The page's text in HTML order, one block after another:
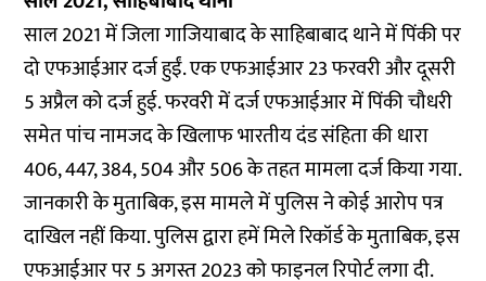
साल 2021 में जिला गाजियाबाद के साहिबाबाद थाने में पिंकी पर
दो एफआईआर दर्ज हुईं. एक एफआईआर 23 फरवरी और दूसरी
5 अप्रैल को दर्ज हुई. फरवरी में दर्ज एफआईआर में पिंकी चौधरी
समेत पांच नामजद के खिलाफ भारतीय दंड संहिता की धारा
406, 447, 384, 504 और 506 के तहत मामला दर्ज किया गया.
जानकारी के मुताबिक, इस मामले में पुलिस ने कोई आरोप पत्र
दाखिल नहीं किया. पुलिस द्वारा हमें मिले रिकॉर्ड के मुताबिक, इस
एफआईआर पर 5 अगस्त 2023 को फाइनल रिपोर्ट लगा दी.